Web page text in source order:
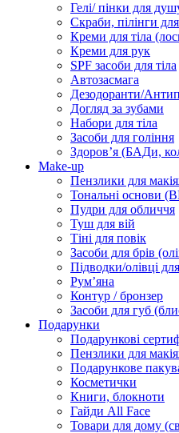
Гелі/ пінки для
Скраби, пілінги для
Креми для тіла
Креми для рук
SPF засоби для тіла
Автозасмага
Дезодоранти/
Догляд за зубами
Набори для тіла
Засоби для гоління
Здоровʼя (БАДи,
Make-up
Пензлики для
Тональні основи
Пудри для обличчя
Туш для вій
Тіні для повік
Засоби для брів
Підводки/олівці
Румʼяна
Контур / бронзер
Засоби для губ
Подарунки
Подарункові
Пензлики для
Подарункове
Косметички
Книги, блокноти
Гайди All Face
Товари для дому